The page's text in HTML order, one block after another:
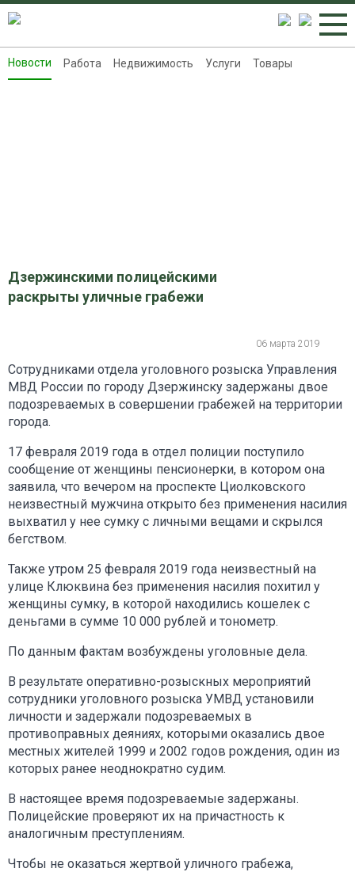
Новости
Новости Работа Недвижимость Услуги Товары
Дзержинскими полицейскими
раскрыты уличные грабежи
06 марта 2019
Сотрудниками отдела уголовного розыска Управления
МВД России по городу Дзержинску задержаны двое
подозреваемых в совершении грабежей на территории
города.
17 февраля 2019 года в отдел полиции поступило
сообщение от женщины пенсионерки, в котором она
заявила, что вечером на проспекте Циолковского
неизвестный мужчина открыто без применения насилия
выхватил у нее сумку с личными вещами и скрылся
бегством.
Также утром 25 февраля 2019 года неизвестный на
улице Клюквина без применения насилия похитил у
женщины сумку, в которой находились кошелек с
деньгами в сумме 10 000 рублей и тонометр.
По данным фактам возбуждены уголовные дела.
В результате оперативно-розыскных мероприятий
сотрудники уголовного розыска УМВД установили
личности и задержали подозреваемых в
противоправных деяниях, которыми оказались двое
местных жителей 1999 и 2002 годов рождения, один из
которых ранее неоднократно судим.
В настоящее время подозреваемые задержаны.
Полицейские проверяют их на причастность к
аналогичным преступлениям.
Чтобы не оказаться жертвой уличного грабежа,